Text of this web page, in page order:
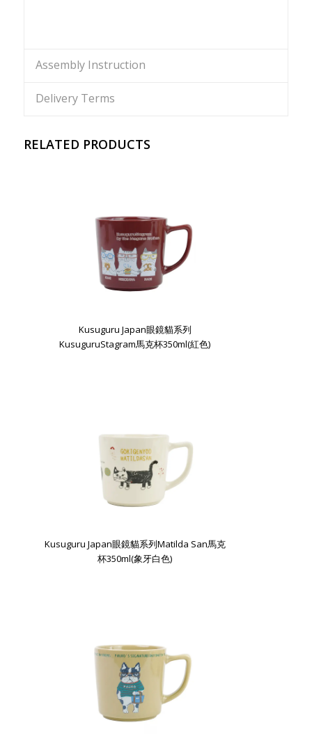
Assembly Instruction
Delivery Terms
RELATED PRODUCTS
Kusuguru Japan眼鏡貓系列
KusuguruStagram馬克杯350ml(紅色)
Kusuguru Japan眼鏡貓系列Matilda San馬克
杯350ml(象牙白色)